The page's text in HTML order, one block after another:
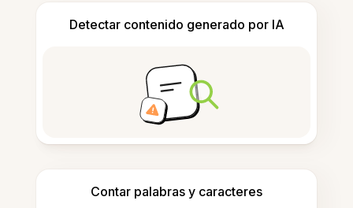
Detectar contenido generado por IA
Contar palabras y caracteres